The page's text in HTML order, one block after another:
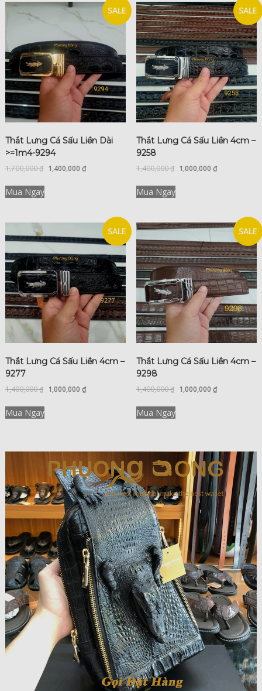
SALE
Thắt Lưng Cá Sấu Liền Dài
>=1m4-9294
1,700,000₫ 1,400,000 ₫
Mua Ngay
SALE
Thắt Lưng Cá Sấu Liền 4cm –
9258
1,400,000₫ 1,000,000 ₫
Mua Ngay
SALE
Thắt Lưng Cá Sấu Liền 4cm –
9277
1,400,000₫ 1,000,000 ₫
Mua Ngay
SALE
Thắt Lưng Cá Sấu Liền 4cm –
9298
1,400,000₫ 1,000,000 ₫
Mua Ngay